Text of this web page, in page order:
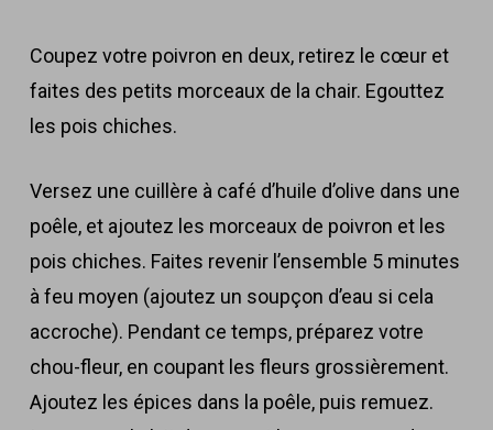
Coupez votre poivron en deux, retirez le cœur et
faites des petits morceaux de la chair. Egouttez
les pois chiches.
Versez une cuillère à café d’huile d’olive dans une
poêle, et ajoutez les morceaux de poivron et les
pois chiches. Faites revenir l’ensemble 5 minutes
à feu moyen (ajoutez un soupçon d’eau si cela
accroche). Pendant ce temps, préparez votre
chou-fleur, en coupant les fleurs grossièrement.
Ajoutez les épices dans la poêle, puis remuez.